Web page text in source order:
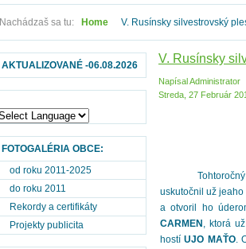
Nachádzaš sa tu: Home V. Rusínsky silvestrovský
AKTUALIZOVANÉ -06.08.2026
FOTOGALÉRIA OBCE:
od roku 2011-2025
do roku 2011
Rekordy a certifikáty
Projekty publicita
V. Rusínsky
Napísal Administrator
Streda, 27 Február
uskutočnil už
a otvoril ho
CARMEN , ktorá
hostíUJO MAŤO.